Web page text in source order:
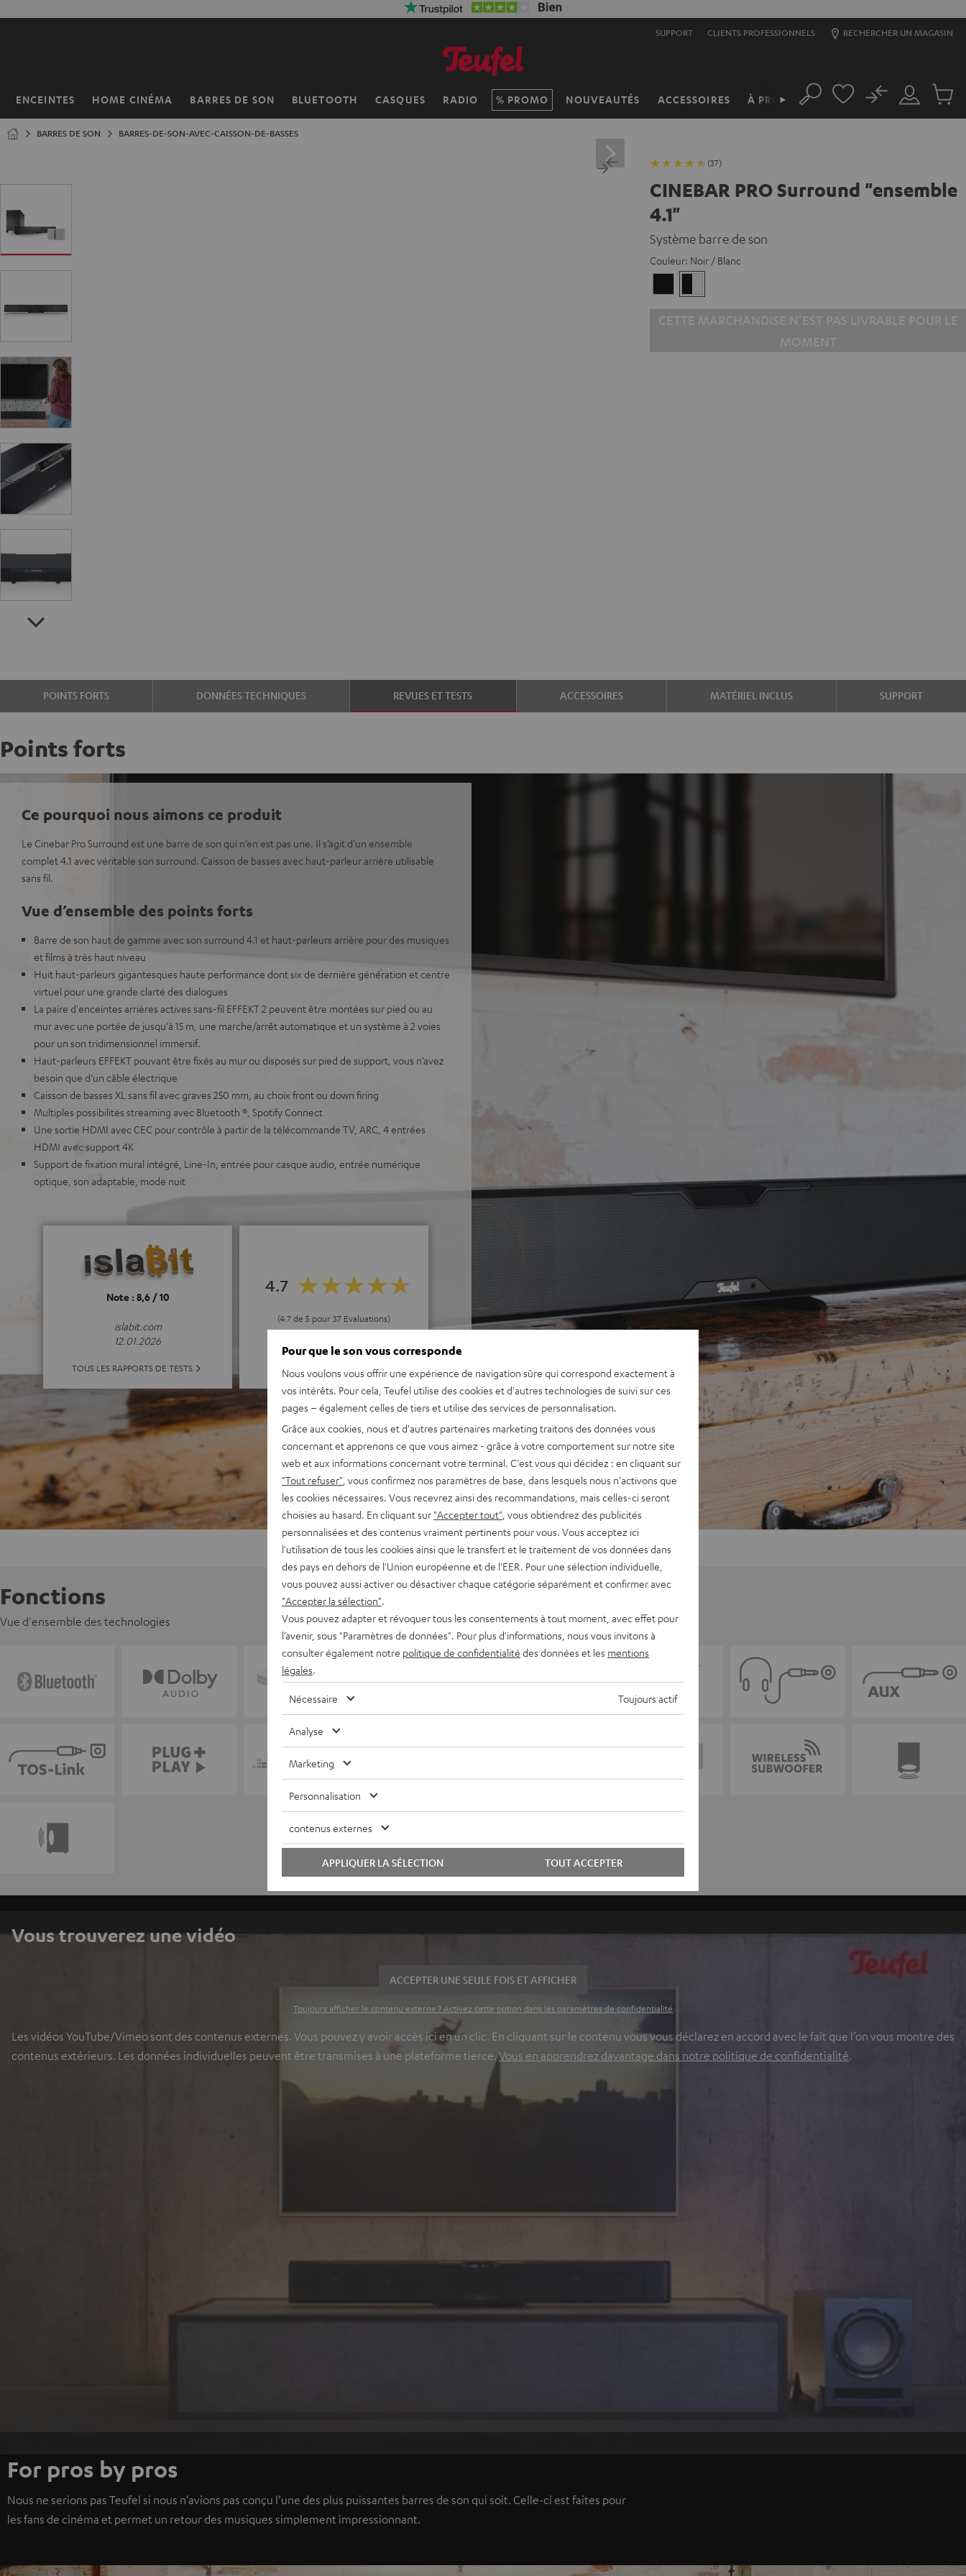
SUPPORT CLIENTS PROFESSIONNELS RECHERCHER UN MAGASIN
ENCEINTES HOME CINÉMA BARRES DE SON BLUETOOTH CASQUES RADIO PROMO NOUVEAUTÉS ACCESSOIRES À PROPOS
►
Page
Rechercher
Mon
compte
No
BARRES DE SON BARRES-DE-SON-AVEC-CAISSON-DE-BASSES
(37)
CINEBAR PRO Surround "ensemble
4.1"
Système barre de son
Couleur: Noir / Blanc
/
POINTS FORTS DONNÉES TECHNIQUES REVUES ET TESTS ACCESSOIRES MATÉRIEL INCLUS SUPPORT
Points forts
Ce pourquoi nous aimons ce produit
Le Cinebar Pro Surround est une barre de son qui n’en est pas une. Il s’agit d’un ensemble
complet 4.1 avec véritable son surround. Caisson de basses avec haut-parleur arrière utilisable
sans fil.
Vue d’ensemble des points forts
Barre de son haut de gamme avec son surround 4.1 et haut-parleurs arrière pour des musiques
et films à très haut niveau
Huit haut-parleurs gigantesques haute performance dont six de dernière génération et centre
virtuel pour une grande clarté des dialogues
La paire d'enceintes arrières actives sans-fil EFFEKT 2 peuvent être montées sur pied ou au
mur avec une portée de jusqu'à 15 m, une marche/arrêt automatique et un système à 2 voies
pour un son tridimensionnel immersif.
Haut-parleurs EFFEKT pouvant être fixés au mur ou disposés sur pied de support, vous n’avez
besoin que d’un câble électrique
Caisson de basses XL sans fil avec graves 250 mm, au choix front ou down firing
Multiples possibilités streaming avec Bluetooth ®, Spotify Connect
Une sortie HDMI avec CEC pour contrôle à partir de la télécommande TV, ARC, 4 entrées
HDMI avec support 4K
Support de fixation mural intégré, Line-In, entrée pour casque audio, entrée numérique
optique, son adaptable, mode nuit
Note : 8,6 / 10
islabit.com
12.01.2026
TOUS LES RAPPORTS DE TESTS
4.7
(4.7 de 5 pour 37 Evaluations)
Fonctions
Vue d'ensemble des technologies
Vous trouverez une vidéo
ACCEPTER UNE SEULE FOIS ET AFFICHER
Toujours afficher le contenu externe ? Activez cette option dans les paramètres de confidentialité
Les vidéos YouTube/Vimeo sont des contenus externes. Vous pouvez y avoir accès ici en un clic. En cliquant sur le contenu vous vous déclarez en accord avec le fait que l’on vous montre des
contenus extérieurs. Les données individuelles peuvent être transmises à une plateforme tierce.Vous en apprendrez davantage dans notre politique de confidentialité.
For pros by pros
Nous ne serions pas Teufel si nous n’avions pas conçu l’une des plus puissantes barres de son qui soit. Celle-ci est faites pour
les fans de cinéma et permet un retour des musiques simplement impressionnant.
Pour que le son vous corresponde
Nous voulons vous offrir une expérience de navigation sûre qui correspond exactement à
vos intérêts. Pour cela, Teufel utilise des cookies et d'autres technologies de suivi sur ces
pages – également celles de tiers et utilise des services de personnalisation.
Grâce aux cookies, nous et d'autres partenaires marketing traitons des données vous
concernant et apprenons ce que vous aimez - grâce à votre comportement sur notre site
web et aux informations concernant votre terminal. C'est vous qui décidez : en cliquant sur
"Tout refuser" , vous confirmez nos paramètres de base, dans lesquels nous n'activons que
les cookies nécessaires. Vous recevrez ainsi des recommandations, mais celles-ci seront
choisies au hasard. En cliquant sur "Accepter tout" , vous obtiendrez des publicités
personnalisées et des contenus vraiment pertinents pour vous. Vous acceptez ici
l'utilisation de tous les cookies ainsi que le transfert et le traitement de vos données dans
des pays en dehors de l'Union européenne et de l'EER. Pour une sélection individuelle,
vous pouvez aussi activer ou désactiver chaque catégorie séparément et confirmer avec
"Accepter la sélection"
Vous pouvez adapter et révoquer tous les consentements à tout moment, avec effet pour
l’avenir, sous "Paramètres de données". Pour plus d'informations, nous vous invitons à
consulter également notre politique de confidentialité des données et les mentions
légales
Nécessaire Toujours actif
Analyse
Marketing
Personnalisation
contenus externes
TOUT ACCEPTER
APPLIQUER LA SÉLECTION